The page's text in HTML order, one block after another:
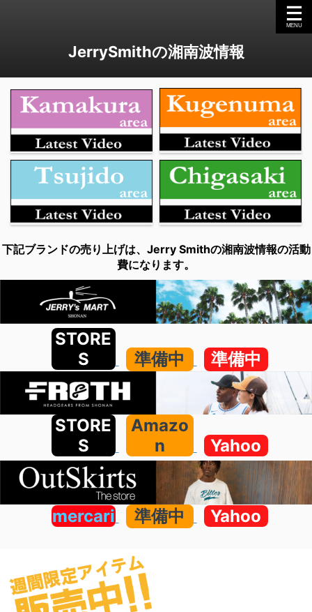
JerrySmithの湘南波情報
下記ブランドの売り上げは、Jerry Smithの湘南波情報の活動
費になります。
STORE
S
準備中 準備中
STORE
S
Amazo
n
Yahoo
mercari 準備中 Yahoo